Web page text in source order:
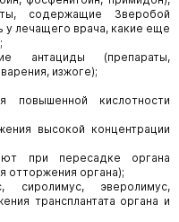
содержащие Зверобой
лечащего врача, какие еще
антациды (препараты,
изжоге);
повышенной кислотности
высокой концентрации
при пересадке органа
отторжения органа);
сиролимус, эверолимус,
трансплантата органа и